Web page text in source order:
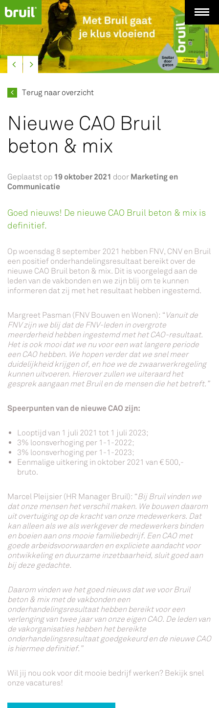
Terug naar overzicht
Nieuwe CAO Bruil
beton & mix
Geplaatst op 19 oktober 2021 door Marketing en
Communicatie
Goed nieuws! De nieuwe CAO Bruil beton & mix is
definitief.
Op woensdag 8 september 2021 hebben FNV, CNV en Bruil
een positief onderhandelingsresultaat bereikt over de
nieuwe CAO Bruil beton & mix. Dit is voorgelegd aan de
leden van de vakbonden en we zijn blij om te kunnen
informeren dat zij met het resultaat hebben ingestemd.
Margreet Pasman (FNV Bouwen en Wonen): “ Vanuit de
FNV zijn we blij dat de FNV-leden in overgrote
meerderheid hebben ingestemd met het CAO-resultaat.
Het is ook mooi dat we nu voor een wat langere periode
een CAO hebben. We hopen verder dat we snel meer
duidelijkheid krijgen of, en hoe we de zwaarwerkregeling
kunnen uitvoeren. Hierover zullen we uiteraard het
gesprek aangaan met Bruil en de mensen die het betreft.”
Speerpunten van de nieuwe CAO zijn:
Looptijd van 1 juli 2021 tot 1 juli 2023;
3% loonsverhoging per 1-1-2022;
3% loonsverhoging per 1-1-2023;
Eenmalige uitkering in oktober 2021 van € 500,-
bruto.
Marcel Pleijsier (HR Manager Bruil): “Bij Bruil vinden we
dat onze mensen het verschil maken. We bouwen daarom
uit overtuiging op de kracht van onze medewerkers. Dat
kan alleen als we als werkgever de medewerkers binden
en boeien aan ons mooie familiebedrijf. Een CAO met
goede arbeidsvoorwaarden en expliciete aandacht voor
ontwikkeling en duurzame inzetbaarheid, sluit goed aan
bij deze gedachte.
Daarom vinden we het goed nieuws dat we voor Bruil
beton & mix met de vakbonden een
onderhandelingsresultaat hebben bereikt voor een
verlenging van twee jaar van onze eigen CAO. De leden van
de vakorganisaties hebben het bereikte
onderhandelingsresultaat goedgekeurd en de nieuwe CAO
is hiermee definitief.”
Wil jij nou ook voor dit mooie bedrijf werken? Bekijk snel
onze vacatures!